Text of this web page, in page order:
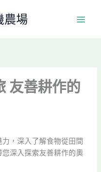
農場
友善耕作的
，深入了解食物從田間
深入探索友善耕作的奧